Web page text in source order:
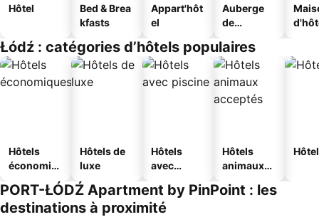
Hôtel
Bed & Brea
kfasts
Appart'hôt
el
Auberge
de
Łódź : catégories d’hôtels populaires
Hôtels
économiq
Hôtels de
luxe
Hôtels
avec
Hôtels
animaux
PORT-ŁÓDŹ Apartment by PinPoint : les
destinations à proximité